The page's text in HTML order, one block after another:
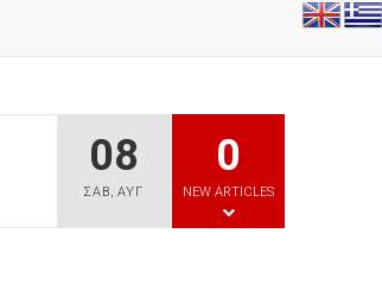
08
ΣΑΒ,ΑΥΓ
0
NEW ARTICLES